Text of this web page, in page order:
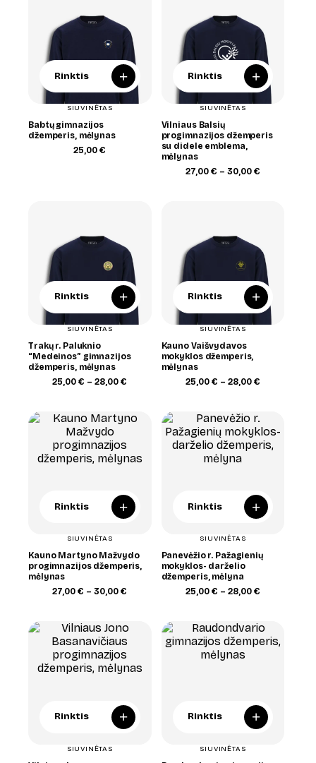
Rinktis +
SIUVINĖTAS
Babtų gimnazijos
džemperis, mėlynas
25,00€
Rinktis +
SIUVINĖTAS
Vilniaus Balsių
progimnazijos džemperis
su didele emblema,
mėlynas
27,00 € – 30,00 €Price
Rinktis +
SIUVINĖTAS
Trakų r. Paluknio
“Medeinos” gimnazijos
džemperis, mėlynas
25,00€ – 28,00€
28,00 €
Rinktis +
SIUVINĖTAS
Kauno Vaišvydavos
mokyklos džemperis,
mėlynas
25,00 € – 28,00 €Price
28,00 €
Rinktis +
SIUVINĖTAS
Kauno Martyno Mažvydo
progimnazijos džemperis,
mėlynas
27,00€ – 30,00€
30,00 €
Rinktis +
SIUVINĖTAS
Panevėžio r. Pažagienių
mokyklos- darželio
džemperis, mėlyna
25,00 € – 28,00 €Price
28,00 €
Rinktis +
SIUVINĖTAS
Rinktis +
SIUVINĖTAS